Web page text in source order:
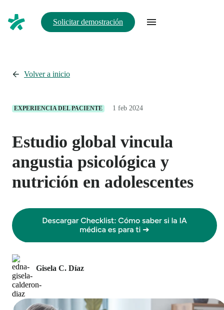
Solicitar demostración
Volver a inicio
EXPERIENCIA DEL PACIENTE 1 feb 2024
Estudio global vincula
angustia psicológica y
nutrición en adolescentes
Gisela C. Díaz